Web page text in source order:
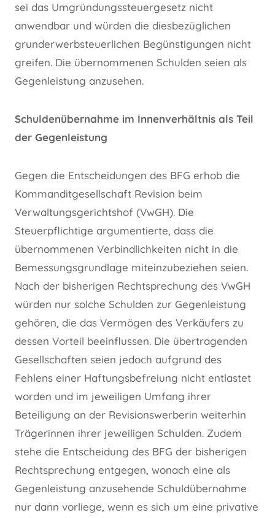
sei das Umgründungssteuergesetz nicht
anwendbar und würden die diesbezüglichen
grunderwerbsteuerlichen Begünstigungen nicht
greifen. Die übernommenen Schulden seien als
Gegenleistung anzusehen.
Schuldenübernahme im Innenverhältnis als Teil
der Gegenleistung
Gegen die Entscheidungen des BFG erhob die
Kommanditgesellschaft Revision beim
Verwaltungsgerichtshof (VwGH). Die
Steuerpflichtige argumentierte, dass die
übernommenen Verbindlichkeiten nicht in die
Bemessungsgrundlage miteinzubeziehen seien.
Nach der bisherigen Rechtsprechung des VwGH
würden nur solche Schulden zur Gegenleistung
gehören, die das Vermögen des Verkäufers zu
dessen Vorteil beeinflussen. Die übertragenden
Gesellschaften seien jedoch aufgrund des
Fehlens einer Haftungsbefreiung nicht entlastet
worden und im jeweiligen Umfang ihrer
Beteiligung an der Revisionswerberin weiterhin
Trägerinnen ihrer jeweiligen Schulden. Zudem
stehe die Entscheidung des BFG der bisherigen
Rechtsprechung entgegen, wonach eine als
Gegenleistung anzusehende Schuldübernahme
nur dann vorliege, wenn es sich um eine privative